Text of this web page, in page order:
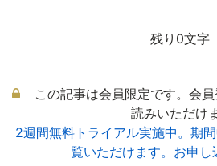
残り0文字
この記事は会員限定です。会
読みいただけ
2週間無料トライアル実施中。期
覧いただけます。お申し